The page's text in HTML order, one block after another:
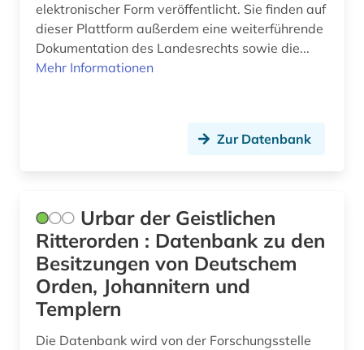
elektronischer Form veröffentlicht. Sie finden auf
dieser Plattform außerdem eine weiterführende
Dokumentation des Landesrechts sowie die...
Mehr Informationen
Zur Datenbank
Urbar der Geistlichen
Ritterorden : Datenbank zu den
Besitzungen von Deutschem
Orden, Johannitern und
Templern
Die Datenbank wird von der Forschungsstelle